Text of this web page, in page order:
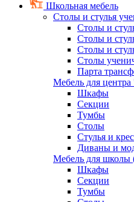
Школьная мебель
Столы и стулья
Столы и
Столы и
Столы и
Столы
Парта
Мебель для центра
Шкафы
Секции
Тумбы
Столы
Стулья и
Диваны и
Мебель для школы
Шкафы
Секции
Тумбы